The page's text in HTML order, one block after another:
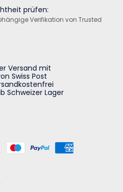
prüfen:
Verifikation von Trusted
Versand mit
Swiss Post
Schweizer Lager